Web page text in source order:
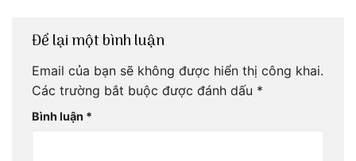
Để lại một bình luận
Email của bạn sẽ không được hiển thị công khai.
Các trường bắt buộc được đánh dấu *
Bình luận *